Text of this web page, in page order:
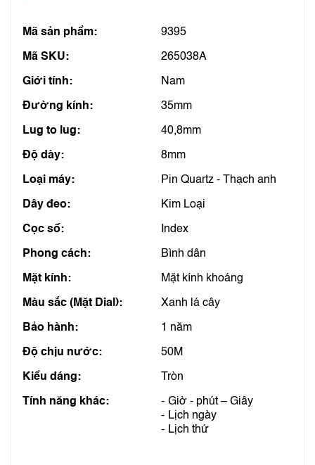
Mã sản phẩm: 9395
Mã SKU: 265038A
Giới tính: Nam
Đường kính: 35mm
Lug to lug: 40,8mm
Độ dày: 8mm
Loại máy: Pin Quartz - Thạch anh
Dây đeo: Kim Loại
Cọc số: Index
Phong cách: Bình dân
Mặt kính: Mặt kính khoáng
Màu sắc (Mặt Dial): Xanh lá cây
Bảo hành: 1 năm
Độ chịu nước: 50M
Kiểu dáng: Tròn
Tính năng khác:
Giờ - phút – Giây
Lịch ngày
Lịch thứ